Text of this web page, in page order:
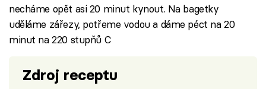
necháme opět asi 20 minut kynout. Na bagetky
uděláme zářezy, potřeme vodou a dáme péct na 20
minut na 220 stupňů C
Zdroj receptu